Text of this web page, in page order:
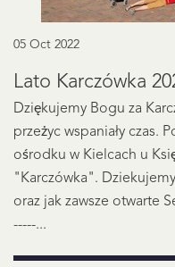
05 Oct 2022
Lato Karczówka
Dziękujemy Bogu za
przeżyc wspaniały czas.
ośrodku w Kielcach u
"Karczówka".
oraz jak zawsze otwarte
-----...